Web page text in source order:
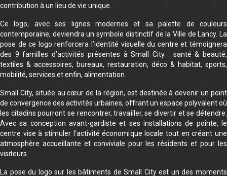
contribution à un lieu de vie unique.
Ce logo, avec ses lignes modernes et sa palette de couleurs
contemporaine, deviendra un symbole distinctif de la Ville de Lancy. La
pose de ce logo renforcera l’identité visuelle du centre et témoignera
des 9 familles d’activités présentes à Small City : santé & beauté,
textiles & accessoires, bureaux, restauration, déco & habitat, sports,
mobilité, services et enfin, alimentation.
Small City, située au cœur de la région, est destinée à devenir un point
de convergence des activités urbaines, offrant un espace polyvalent où
les citadins pourront se rencontrer, travailler, se divertir et se détendre.
Avec sa conception avant-gardiste et ses installations de pointe, le
centre vise à stimuler l’activité économique locale tout en créant une
atmosphère accueillante et conviviale pour les résidents et pour les
visiteurs.
La pose du logo sur les bâtiments de Small City est un des moments